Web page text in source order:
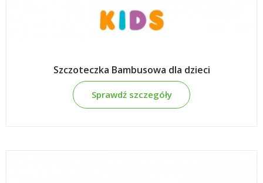
Szczoteczka Bambusowa dla dzieci
Sprawdź szczegóły